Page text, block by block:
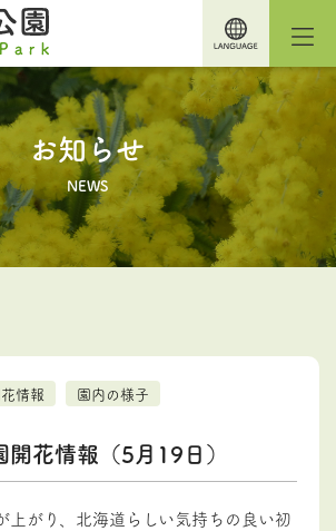
お知らせ
NEWS
情報 園内の様子
花情報（5月19日）
上がり、北海道らしい気持ちの良い初